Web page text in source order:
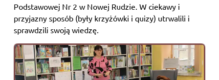
Podstawowej Nr 2 w Nowej Rudzie. W ciekawy i
przyjazny sposób (były krzyżówki i quizy) utrwalili i
sprawdzili swoją wiedzę.